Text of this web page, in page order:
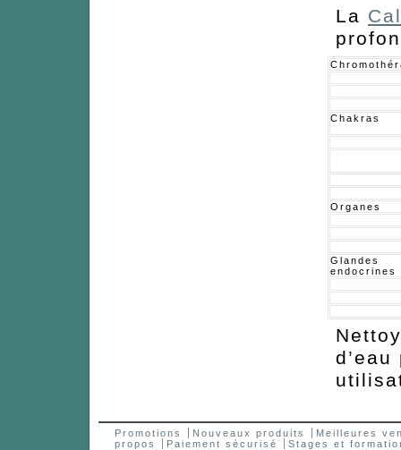
La
Chakras
Organes
Glandes
endocrines
Promotions Nouveaux produits
Meilleures
propos
Paiement sécurisé
Stages et